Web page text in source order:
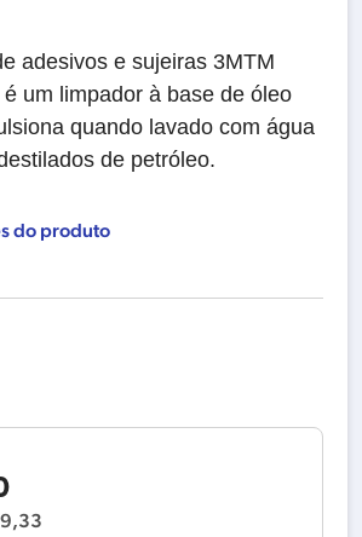
adesivos e sujeiras 3MTM
um limpador à base de óleo
quando lavado com água
de petróleo.
do produto